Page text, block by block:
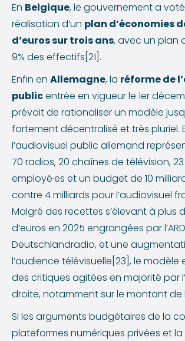
En Belgique, le gouvernement a
réalisation d’un plan d’économies
d’euros sur trois ans, avec un plan
9% des effectifs[21].
Enfin en Allemagne, la réforme de
publicentrée en vigueur le 1er
prévoit de rationaliser un modèle
fortement décentralisé et très pluriel.
l’audiovisuel public allemand
70 radios, 20 chaînes de télévision,
employé·es et un budget de 10
contre 4 milliards pour l’audiovisuel
Malgré des recettes s’élevant à plus
d’euros en 2025 engrangées par
Deutschlandradio, et une
l’audience télévisuelle[23], le modèle
des critiques agitées en majorité par
droite, notamment sur le montant de
Si les arguments budgétaires de la
plateformes numériques privées et la